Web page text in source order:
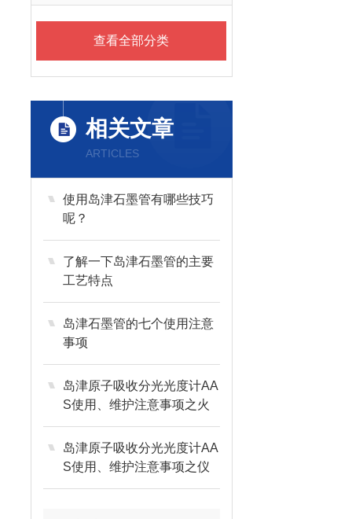
查看全部分类
相关文章
ARTICLES
使用岛津石墨管有哪些技巧
呢？
了解一下岛津石墨管的主要
工艺特点
岛津石墨管的七个使用注意
事项
岛津原子吸收分光光度计AA
S使用、维护注意事项之火
焰部分篇
岛津原子吸收分光光度计AA
S使用、维护注意事项之仪
器环境篇